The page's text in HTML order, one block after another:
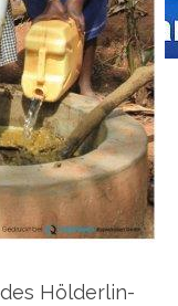
Hölderlin-